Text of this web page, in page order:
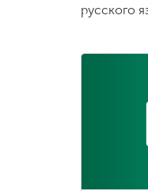
русского